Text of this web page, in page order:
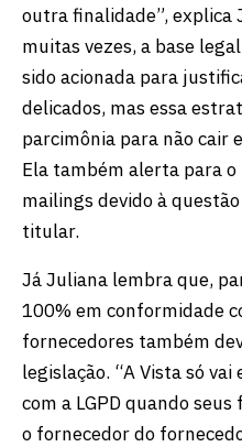
outra finalidade”, explica
muitas vezes, a base
sido acionada para
delicados, mas essa
parcimônia para não cair
Ela também alerta para
mailings devido à
titular.
Já Juliana lembra que,
100% em conformidade
fornecedores também
legislação. “A Vista só
com a LGPD quando
o fornecedor do